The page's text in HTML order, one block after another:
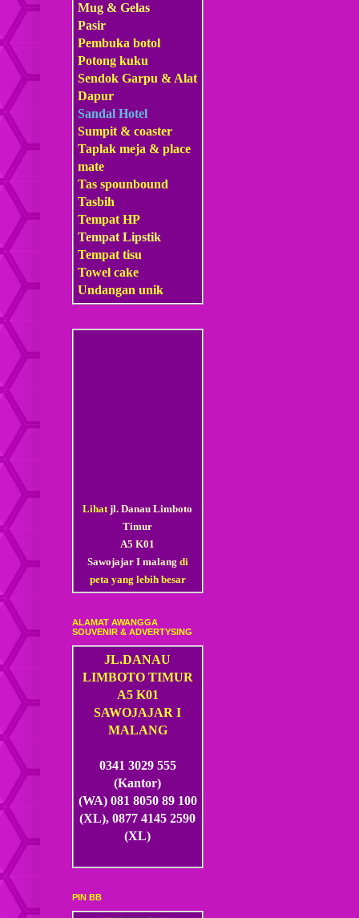
Mug & Gelas
Pasir
Pembuka botol
Potong kuku
Sendok Garpu & Alat
Dapur
Sandal Hotel
Sumpit & coaster
Taplak meja & place
mate
Tas spounbound
Tasbih
Tempat HP
Tempat Lipstik
Tempat tisu
Towel cake
Undangan unik
Lihatjl. Danau Limboto
Timur
A5 K01
Sawojajar I malang di
peta yang lebih besar
ALAMAT AWANGGA
SOUVENIR & ADVERTYSING
JL.DANAU
LIMBOTO TIMUR
A5 K01
SAWOJAJAR I
MALANG
0341 3029 555
(Kantor)
(WA) 081 8050 89 100
(XL), 0877 4145 2590
(XL)
PIN BB